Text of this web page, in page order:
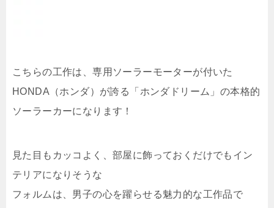
こちらの工作は、専用ソーラーモーターが付いた
HONDA（ホンダ）が誇る「ホンダドリーム」の本格的
ソーラーカーになります！
見た目もカッコよく、部屋に飾っておくだけでもイン
テリアになりそうな
フォルムは、男子の心を躍らせる魅力的な工作品で